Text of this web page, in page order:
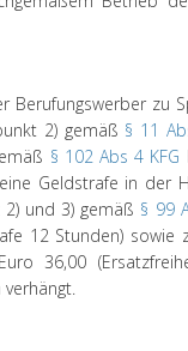
Berufungswerber zu
2) gemäß § 11
§ 102 Abs 4 KFG
eine Geldstrafe in der
und 3) gemäß § 99
12 Stunden) sowie
36,00